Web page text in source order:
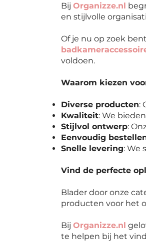
Bij Organizze.nl
en stijlvolle
Of je nu op zoek
voldoen.
Waarom kiezen
Diverse producten:
Kwaliteit: We
Stijlvol ontwerp:
Eenvoudig
Snelle levering: We
Vind de perfecte
Blader door onze
producten voor het
Bij Organizze.nl
te helpen bij het